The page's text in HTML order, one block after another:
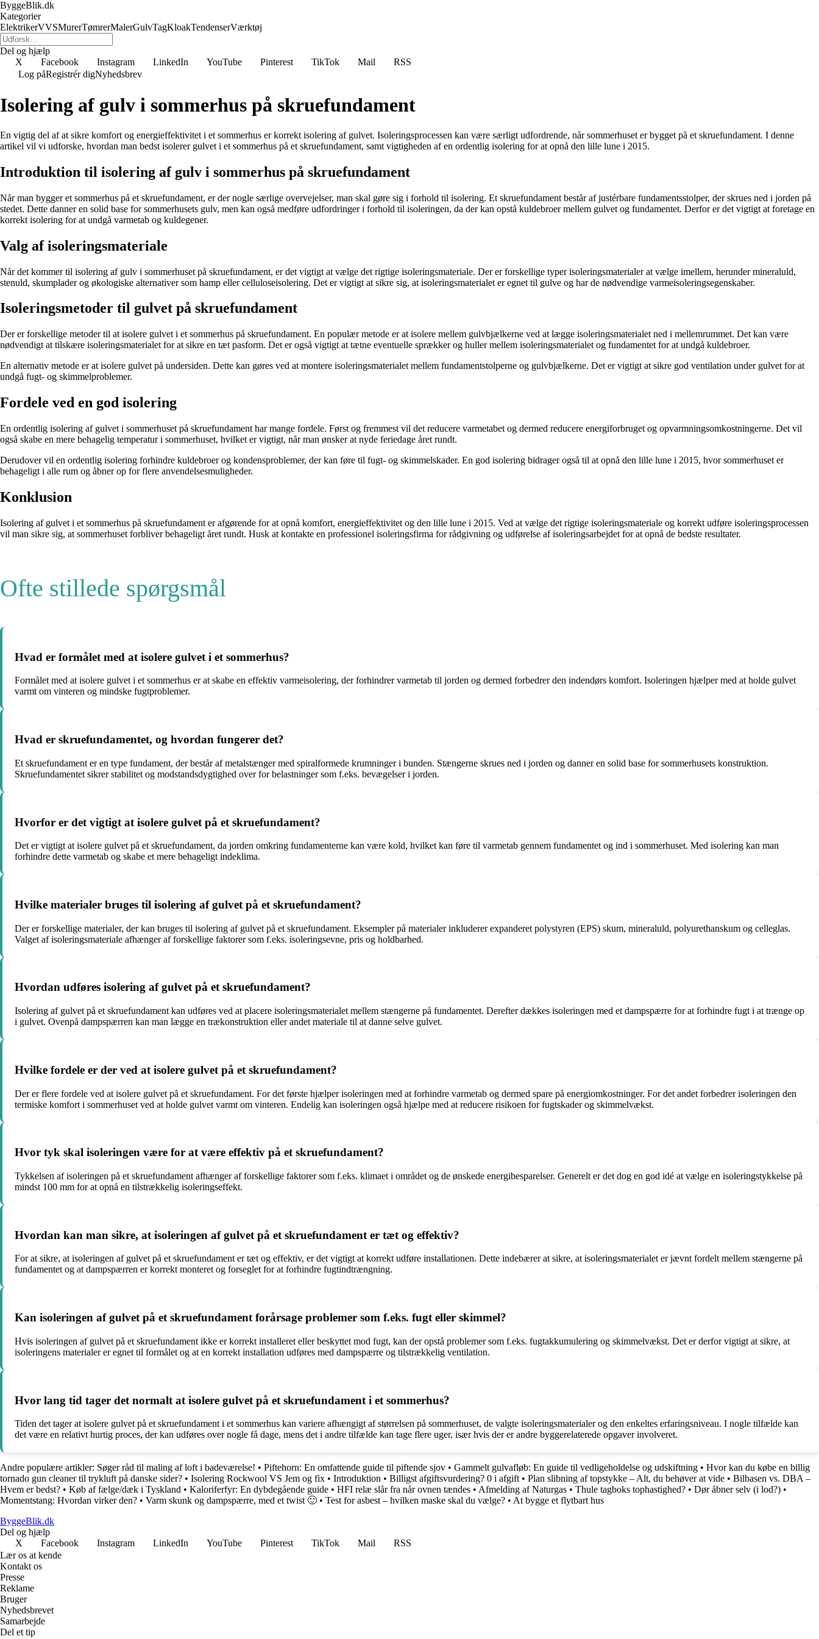
ByggeBlik.dk
Kategorier
ElektrikerVVSMurerTømrerMalerGulvTagKloakTendenserVærktøj
Del og hjælp
X
Facebook Instagram LinkedIn YouTube Pinterest TikTok Mail
RSS
Log påRegistrér digNyhedsbrev
Isolering af gulv i sommerhus på skruefundament
En vigtig del af at sikre komfort og energieffektivitet i et sommerhus er korrekt isolering af gulvet. Isoleringsprocessen kan være særligt udfordrende, når sommerhuset er bygget på et skruefundament. I denne
artikel vil vi udforske, hvordan man bedst isolerer gulvet i et sommerhus på et skruefundament, samt vigtigheden af en ordentlig isolering for at opnå den lille lune i 2015.
Introduktion til isolering af gulv i sommerhus på skruefundament
Når man bygger et sommerhus på et skruefundament, er der nogle særlige overvejelser, man skal gøre sig i forhold til isolering. Et skruefundament består af justérbare fundamentsstolper, der skrues ned i jorden på
stedet. Dette danner en solid base for sommerhusets gulv, men kan også medføre udfordringer i forhold til isoleringen, da der kan opstå kuldebroer mellem gulvet og fundamentet. Derfor er det vigtigt at foretage en
korrekt isolering for at undgå varmetab og kuldegener.
Valg af isoleringsmateriale
Når det kommer til isolering af gulv i sommerhuset på skruefundament, er det vigtigt at vælge det rigtige isoleringsmateriale. Der er forskellige typer isoleringsmaterialer at vælge imellem, herunder mineraluld,
stenuld, skumplader og økologiske alternativer som hamp eller celluloseisolering. Det er vigtigt at sikre sig, at isoleringsmaterialet er egnet til gulve og har de nødvendige varmeisoleringsegenskaber.
Isoleringsmetoder til gulvet på skruefundament
Der er forskellige metoder til at isolere gulvet i et sommerhus på skruefundament. En populær metode er at isolere mellem gulvbjælkerne ved at lægge isoleringsmaterialet ned i mellemrummet. Det kan være
nødvendigt at tilskære isoleringsmaterialet for at sikre en tæt pasform. Det er også vigtigt at tætne eventuelle sprækker og huller mellem isoleringsmaterialet og fundamentet for at undgå kuldebroer.
En alternativ metode er at isolere gulvet på undersiden. Dette kan gøres ved at montere isoleringsmaterialet mellem fundamentstolperne og gulvbjælkerne. Det er vigtigt at sikre god ventilation under gulvet for at
undgå fugt- og skimmelproblemer.
Fordele ved en god isolering
En ordentlig isolering af gulvet i sommerhuset på skruefundament har mange fordele. Først og fremmest vil det reducere varmetabet og dermed reducere energiforbruget og opvarmningsomkostningerne. Det vil
også skabe en mere behagelig temperatur i sommerhuset, hvilket er vigtigt, når man ønsker at nyde feriedage året rundt.
Derudover vil en ordentlig isolering forhindre kuldebroer og kondensproblemer, der kan føre til fugt- og skimmelskader. En god isolering bidrager også til at opnå den lille lune i 2015, hvor sommerhuset er
behageligt i alle rum og åbner op for flere anvendelsesmuligheder.
Konklusion
Isolering af gulvet i et sommerhus på skruefundament er afgørende for at opnå komfort, energieffektivitet og den lille lune i 2015. Ved at vælge det rigtige isoleringsmateriale og korrekt udføre isoleringsprocessen
vil man sikre sig, at sommerhuset forbliver behageligt året rundt. Husk at kontakte en professionel isoleringsfirma for rådgivning og udførelse af isoleringsarbejdet for at opnå de bedste resultater.
Ofte stillede spørgsmål
Hvad er formålet med at isolere gulvet i et sommerhus?
Formålet med at isolere gulvet i et sommerhus er at skabe en effektiv varmeisolering, der forhindrer varmetab til jorden og dermed forbedrer den indendørs komfort. Isoleringen hjælper med at holde gulvet
varmt om vinteren og mindske fugtproblemer.
Hvad er skruefundamentet, og hvordan fungerer det?
Et skruefundament er en type fundament, der består af metalstænger med spiralformede krumninger i bunden. Stængerne skrues ned i jorden og danner en solid base for sommerhusets konstruktion.
Skruefundamentet sikrer stabilitet og modstandsdygtighed over for belastninger som f.eks. bevægelser i jorden.
Hvorfor er det vigtigt at isolere gulvet på et skruefundament?
Det er vigtigt at isolere gulvet på et skruefundament, da jorden omkring fundamenterne kan være kold, hvilket kan føre til varmetab gennem fundamentet og ind i sommerhuset. Med isolering kan man
forhindre dette varmetab og skabe et mere behageligt indeklima.
Hvilke materialer bruges til isolering af gulvet på et skruefundament?
Der er forskellige materialer, der kan bruges til isolering af gulvet på et skruefundament. Eksempler på materialer inkluderer expanderet polystyren (EPS) skum, mineraluld, polyurethanskum og celleglas.
Valget af isoleringsmateriale afhænger af forskellige faktorer som f.eks. isoleringsevne, pris og holdbarhed.
Hvordan udføres isolering af gulvet på et skruefundament?
Isolering af gulvet på et skruefundament kan udføres ved at placere isoleringsmaterialet mellem stængerne på fundamentet. Derefter dækkes isoleringen med et dampspærre for at forhindre fugt i at trænge op
i gulvet. Ovenpå dampspærren kan man lægge en trækonstruktion eller andet materiale til at danne selve gulvet.
Hvilke fordele er der ved at isolere gulvet på et skruefundament?
Der er flere fordele ved at isolere gulvet på et skruefundament. For det første hjælper isoleringen med at forhindre varmetab og dermed spare på energiomkostninger. For det andet forbedrer isoleringen den
termiske komfort i sommerhuset ved at holde gulvet varmt om vinteren. Endelig kan isoleringen også hjælpe med at reducere risikoen for fugtskader og skimmelvækst.
Hvor tyk skal isoleringen være for at være effektiv på et skruefundament?
Tykkelsen af isoleringen på et skruefundament afhænger af forskellige faktorer som f.eks. klimaet i området og de ønskede energibesparelser. Generelt er det dog en god idé at vælge en isoleringstykkelse på
mindst 100 mm for at opnå en tilstrækkelig isoleringseffekt.
Hvordan kan man sikre, at isoleringen af gulvet på et skruefundament er tæt og effektiv?
For at sikre, at isoleringen af gulvet på et skruefundament er tæt og effektiv, er det vigtigt at korrekt udføre installationen. Dette indebærer at sikre, at isoleringsmaterialet er jævnt fordelt mellem stængerne på
fundamentet og at dampspærren er korrekt monteret og forseglet for at forhindre fugtindtrængning.
Kan isoleringen af gulvet på et skruefundament forårsage problemer som f.eks. fugt eller skimmel?
Hvis isoleringen af gulvet på et skruefundament ikke er korrekt installeret eller beskyttet mod fugt, kan der opstå problemer som f.eks. fugtakkumulering og skimmelvækst. Det er derfor vigtigt at sikre, at
isoleringens materialer er egnet til formålet og at en korrekt installation udføres med dampspærre og tilstrækkelig ventilation.
Hvor lang tid tager det normalt at isolere gulvet på et skruefundament i et sommerhus?
Tiden det tager at isolere gulvet på et skruefundament i et sommerhus kan variere afhængigt af størrelsen på sommerhuset, de valgte isoleringsmaterialer og den enkeltes erfaringsniveau. I nogle tilfælde kan
det være en relativt hurtig proces, der kan udføres over nogle få dage, mens det i andre tilfælde kan tage flere uger, især hvis der er andre byggerelaterede opgaver involveret.
Andre populære artikler: Søger råd til maling af loft i badeværelse! • Piftehorn: En omfattende guide til piftende sjov • Gammelt gulvafløb: En guide til vedligeholdelse og udskiftning • Hvor kan du købe en billig
tornado gun cleaner til trykluft på danske sider? • Isolering Rockwool VS Jem og fix • Introduktion • Billigst afgiftsvurdering? 0 i afgift • Plan slibning af topstykke – Alt, du behøver at vide • Bilbasen vs. DBA –
Hvem er bedst? • Køb af fælge/dæk i Tyskland • Kaloriferfyr: En dybdegående guide • HFI relæ slår fra når ovnen tændes • Afmelding af Naturgas • Thule tagboks tophastighed? • Dør åbner selv (i lod?) •
Momentstang: Hvordan virker den? • Varm skunk og dampspærre, med et twist 🙂 • Test for asbest – hvilken maske skal du vælge? • At bygge et flytbart hus
ByggeBlik.dk
Del og hjælp
X
Facebook Instagram LinkedIn YouTube Pinterest TikTok Mail
RSS
Lær os at kende
Kontakt os
Presse
Reklame
Bruger
Nyhedsbrevet
Samarbejde
Del et tip